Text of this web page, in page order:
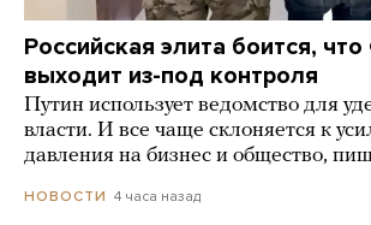
Российская элита боится,
выходит из-под контроля
Путин использует ведомство для
власти. И все чаще склоняется к
давления на бизнес и общество,
НОВОСТИ 4 часа назад